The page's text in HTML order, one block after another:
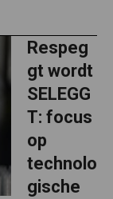
Respeg
gt wordt
SELEGG
T: focus
op
technolo
gische